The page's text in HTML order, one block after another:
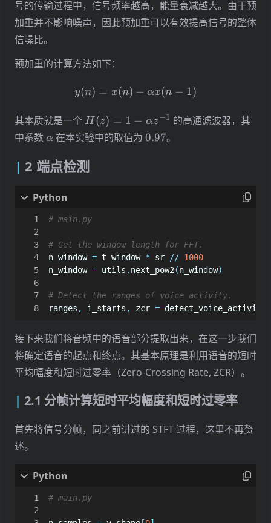
号的传输过程中，信号频率越高，能量衰减越大。由于预
加重并不影响噪声，因此预加重可以有效提高信号的整体
信噪比。
预加重的计算方法如下：
y(n) = x(n)-\alpha x(n-1)
y(n) = x(n) − αx(n − 1)
其本质就是一个 H(z) =
1-
\alpha
z^{-1}
H (z) = 1 − αz−1 的高通滤波器，其
中系数 \alpha
α 在本实验中的取值为0.97
0.97。
2 端点检测
# main.py
# Get the window length for FFT.
n_window = t_window * sr // 1000
n_window = utils . next_pow2 (n_window)
# Detect the ranges of voice activity.
ranges , i_starts , zcr = detect_voice_activity
接下来我们将音频中的语音部分提取出来，在这一步我们
将确定语音的起点和终点。其基本原理是利用语音的短时
平均幅度和短时过零率（Zero-Crossing Rate, ZCR）。
2.1 分帧计算短时平均幅度和短时过零率
首先将信号分帧，同之前讲过的 STFT 过程，这里不再赘
述。
# main.py